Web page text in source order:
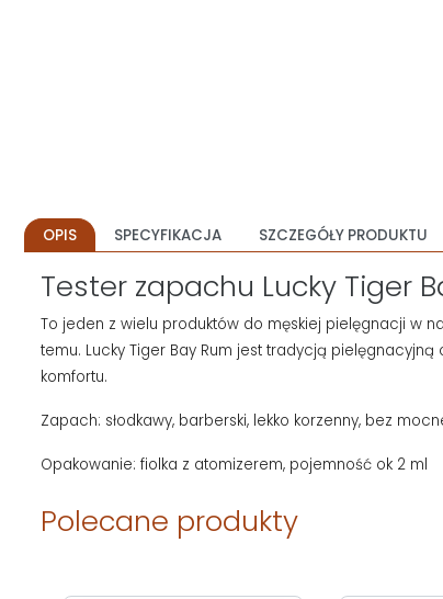
OPIS SPECYFIKACJA SZCZEGÓŁY PRODUKTU
Tester zapachu Lucky Tiger
To jeden z wielu produktów do męskiej pielęgnacji w
temu. Lucky Tiger Bay Rum jest tradycją
komfortu.
Zapach: słodkawy, barberski, lekko korzenny, bez
Opakowanie: fiolka z atomizerem, pojemność ok 2 ml
Polecane produkty